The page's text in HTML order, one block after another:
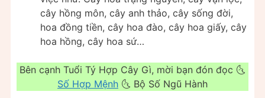
cây hồng môn, cây anh thảo, cây sống đời,
hoa đồng tiền, cây hoa đào, cây hoa giấy, cây
hoa hồng, cây hoa sứ…
Bên cạnh Tuổi Tý Hợp Cây Gì, mời bạn đón đọc 🌜
Số Hợp Mệnh 🌜 Bộ Số Ngũ Hành